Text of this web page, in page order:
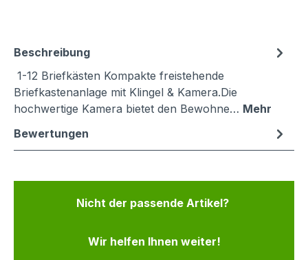
Beschreibung
1-12 Briefkästen Kompakte freistehende
Briefkastenanlage mit Klingel & Kamera.Die
hochwertige Kamera bietet den Bewohne… Mehr
Bewertungen
Nicht der passende Artikel?
Wir helfen Ihnen weiter!